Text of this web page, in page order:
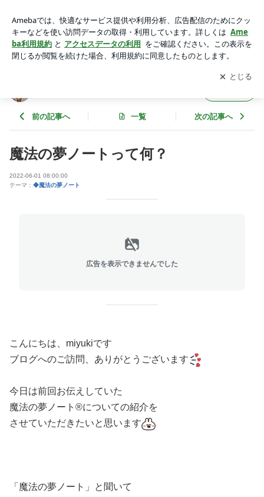
アプリをダウンロードして ブログの更新通知
を受け取りまし
ょう。
開く
前の記事へ 一覧 次の記事へ
魔法の夢ノートって何？
2022-06-01 08:00:00
テーマ： ◆魔法の夢ノート
広告を表示できませんでした
こんにちは、miyukiです
ブログへのご訪問、ありがとうございます
今日は前回お伝えしていた
魔法の夢ノート®︎についての紹介を
させていただきたいと思います
「魔法の夢ノート」と聞いて